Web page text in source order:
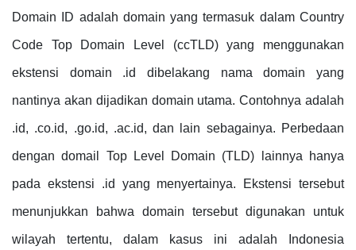
Domain ID adalah domain yang termasuk dalam Country
Code Top Domain Level (ccTLD) yang menggunakan
ekstensi domain .id dibelakang nama domain yang
nantinya akan dijadikan domain utama. Contohnya adalah
.id, .co.id, .go.id, .ac.id, dan lain sebagainya. Perbedaan
dengan domail Top Level Domain (TLD) lainnya hanya
pada ekstensi .id yang menyertainya. Ekstensi tersebut
menunjukkan bahwa domain tersebut digunakan untuk
wilayah tertentu, dalam kasus ini adalah Indonesia